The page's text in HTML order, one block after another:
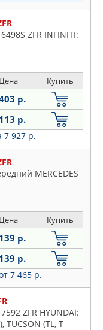
ZFR INFINITI:
Цена Купить
р.
р.
7 927 р.
MERCEDES
Цена Купить
р.
р.
7 465 р.
ZFR HYUNDAI:
TUCSON (TL, T